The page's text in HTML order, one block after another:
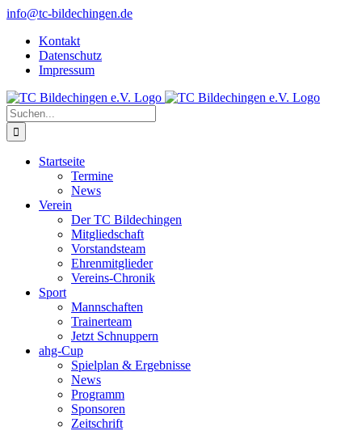
Zum
springen
info@tc-bildechingen.de
Kontakt
Datenschutz
Impressum
Suche
nach:
Startseite
Termine
News
Verein
Der TC Bildechingen
Mitgliedschaft
Vorstandsteam
Ehrenmitglieder
Vereins-Chronik
Sport
Mannschaften
Trainerteam
Jetzt Schnuppern
ahg-Cup
Spielplan & Ergebnisse
News
Programm
Sponsoren
Zeitschrift